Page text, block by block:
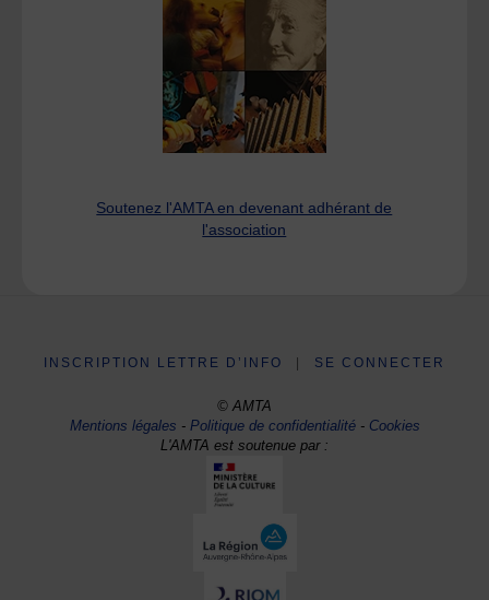
Soutenez l'AMTA en devenant adhérant de
l'association
INSCRIPTION LETTRE D’INFO SE CONNECTER
© AMTA
Mentions légales -Politique de confidentialité- Cookies
L'AMTA est soutenue par :